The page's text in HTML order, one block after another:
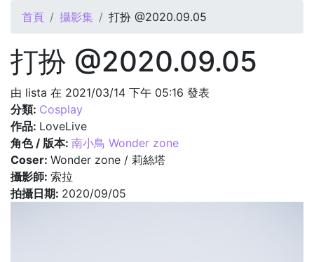
您在這裡
首頁 攝影集 打扮 @2020.09.05
打扮 @2020.09.05
由 lista 在 2021/03/14 下午 05:16 發表
分類: Cosplay
作品: LoveLive
角色 / 版本: 南小鳥 Wonder zone
Coser: Wonder zone / 莉絲塔
攝影師: 索拉
拍攝日期: 2020/09/05